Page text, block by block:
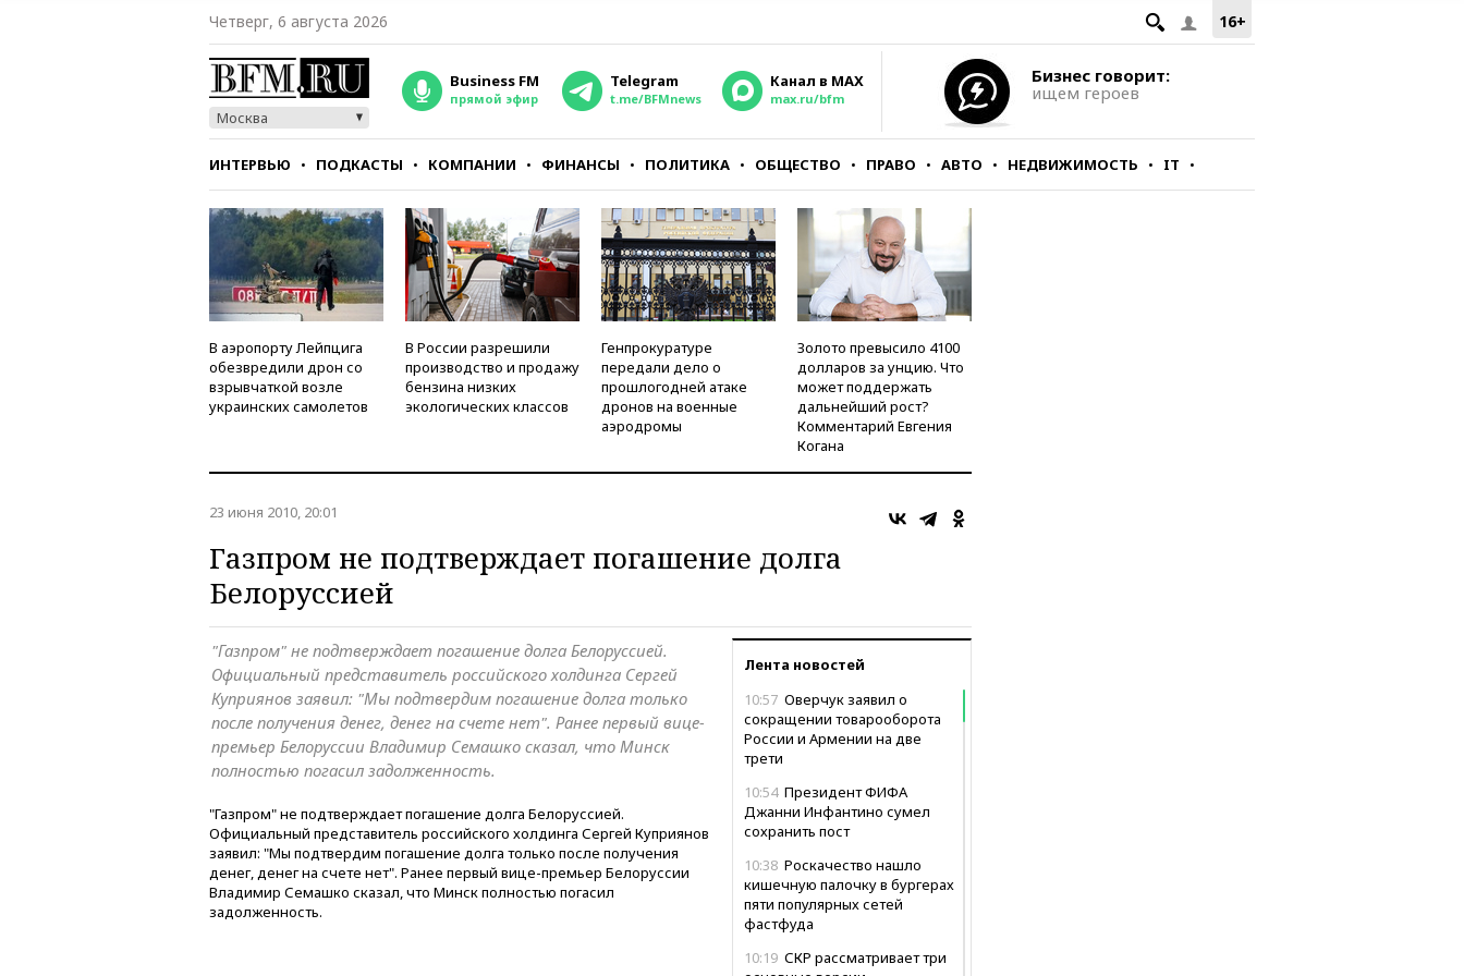
16+
Четверг, 6 августа 2026
Москва
Business FM
прямой эфир
Telegram
t.me/BFMnews
Канал в MAX
max.ru/bfm
Бизнес говорит:
ищем героев
ИНТЕРВЬЮ ПОДКАСТЫ КОМПАНИИ ФИНАНСЫ ПОЛИТИКА ОБЩЕСТВО ПРАВО АВТО НЕДВИЖИМОСТЬ IT
СТИЛЬ ТЕСТЫ
В аэропорту Лейпцига
обезвредили дрон со
взрывчаткой возле
украинских самолетов
В России разрешили
производство и продажу
бензина низких
экологических классов
Генпрокуратуре
передали дело о
прошлогодней атаке
дронов на военные
аэродромы
Золото превысило 4100
долларов за унцию. Что
может поддержать
дальнейший рост?
Комментарий Евгения
Когана
23 июня 2010, 20:01
Газпром не подтверждает погашение долга
Белоруссией
Лента новостей
10:57 Оверчук заявил о
сокращении товарооборота
России и Армении на две
трети
10:54 Президент ФИФА
Джанни Инфантино сумел
сохранить пост
10:38 Роскачество нашло
кишечную палочку в бургерах
пяти популярных сетей
фастфуда
10:19 СКР рассматривает три
"Газпром" не подтверждает погашение долга Белоруссией.
Официальный представитель российского холдинга Сергей
Куприянов заявил: "Мы подтвердим погашение долга только
после получения денег, денег на счете нет". Ранее первый вице-
премьер Белоруссии Владимир Семашко сказал, что Минск
полностью погасил задолженность.
"Газпром" не подтверждает погашение долга Белоруссией.
Официальный представитель российского холдинга Сергей Куприянов
заявил: "Мы подтвердим погашение долга только после получения
денег, денег на счете нет". Ранее первый вице-премьер Белоруссии
Владимир Семашко сказал, что Минск полностью погасил
задолженность.